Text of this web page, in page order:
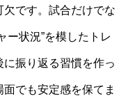
です。試合だけでな
ー状況”を模したトレ
振り返る習慣を作っ
でも安定感を保てま